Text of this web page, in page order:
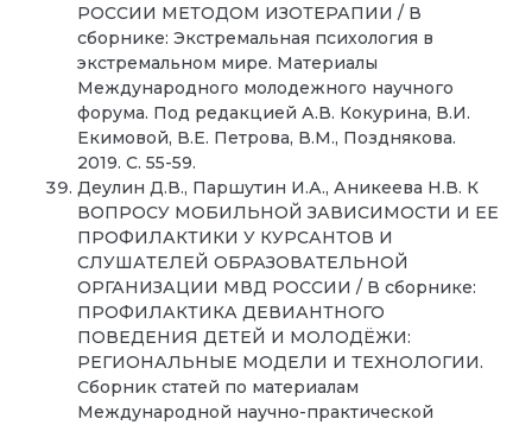
РОССИИ МЕТОДОМ ИЗОТЕРАПИИ / В
сборнике: Экстремальная психология в
экстремальном мире. Материалы
Международного молодежного научного
форума. Под редакцией А.В. Кокурина, В.И.
Екимовой, В.Е. Петрова, В.М., Позднякова.
2019. С. 55-59.
Деулин Д.В., Паршутин И.А., Аникеева Н.В. К
ВОПРОСУ МОБИЛЬНОЙ ЗАВИСИМОСТИ И ЕЕ
ПРОФИЛАКТИКИ У КУРСАНТОВ И
СЛУШАТЕЛЕЙ ОБРАЗОВАТЕЛЬНОЙ
ОРГАНИЗАЦИИ МВД РОССИИ / В сборнике:
ПРОФИЛАКТИКА ДЕВИАНТНОГО
ПОВЕДЕНИЯ ДЕТЕЙ И МОЛОДЁЖИ:
РЕГИОНАЛЬНЫЕ МОДЕЛИ И ТЕХНОЛОГИИ.
Сборник статей по материалам
Международной научно-практической